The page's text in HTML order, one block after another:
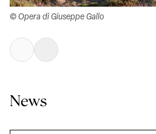
© Opera di Giuseppe Gallo
News